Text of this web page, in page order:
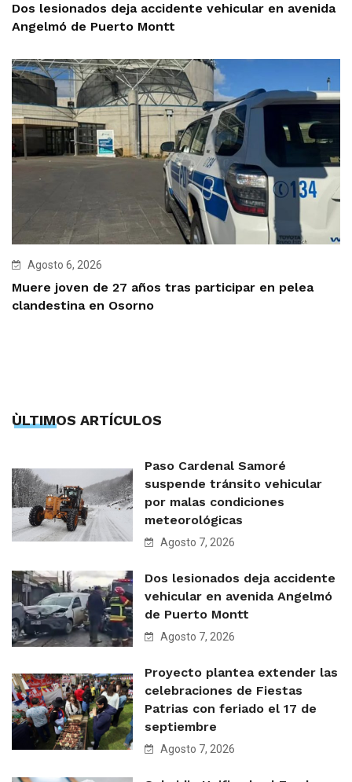
Dos lesionados deja accidente vehicular en avenida
Angelmó de Puerto Montt
Agosto 6, 2026
Muere joven de 27 años tras participar en pelea
clandestina en Osorno
ÙLTIMOS ARTÍCULOS
Paso Cardenal Samoré
suspende tránsito vehicular
por malas condiciones
meteorológicas
Agosto 7, 2026
Dos lesionados deja accidente
vehicular en avenida Angelmó
de Puerto Montt
Agosto 7, 2026
Proyecto plantea extender las
celebraciones de Fiestas
Patrias con feriado el 17 de
septiembre
Agosto 7, 2026